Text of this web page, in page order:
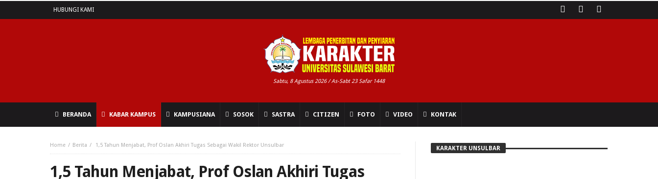
HUBUNGI KAMI
Sabtu, 8 Agustus 2026 / As-Sabt 23 Safar 1448
BERANDA KABAR KAMPUS KAMPUSIANA SOSOK SASTRA CITIZEN FOTO VIDEO KONTAK
Home Berita 1,5 Tahun Menjabat, Prof Oslan Akhiri Tugas Sebagai Wakil Rektor Unsulbar
1,5 Tahun Menjabat, Prof Oslan Akhiri Tugas
KARAKTER UNSULBAR